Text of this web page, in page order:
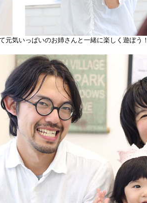
気いっぱいのお姉さんと一緒に楽しく遊ぼう！